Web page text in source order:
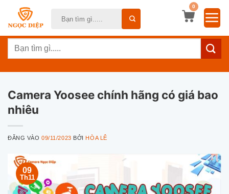
dung
0
Tìm
Camera Yoosee chính hãng có giá bao
nhiêu
ĐĂNG VÀO09/11/2023 BỞIHÒA LÊ
09
Th11